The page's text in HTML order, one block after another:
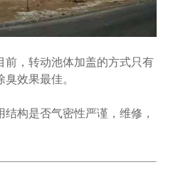
前，转动池体加盖的方式只有
效果最佳。
构是否气密性严谨，维修，